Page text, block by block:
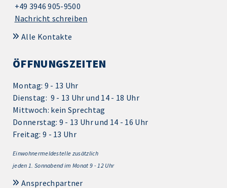
+49 3946 905-9500
Nachricht schreiben
Alle Kontakte
ÖFFNUNGSZEITEN
Montag: 9 - 13 Uhr
Dienstag: 9 - 13 Uhr und 14 - 18 Uhr
Mittwoch: kein Sprechtag
Donnerstag: 9 - 13 Uhr und 14 - 16 Uhr
Freitag: 9 - 13 Uhr
Einwohnermeldestelle zusätzlich
jeden 1. Sonnabend im Monat 9 - 12 Uhr
Ansprechpartner